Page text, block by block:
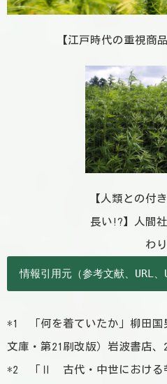
【江戸時代の重視商
【人類との付
長い!?】人間
わり
情報引用元（参考文献、URL、
*1 「何を着ていたか」柳田国
文庫・第21刷改版）岩波書店、
*2 「Ⅱ 古代・中世における